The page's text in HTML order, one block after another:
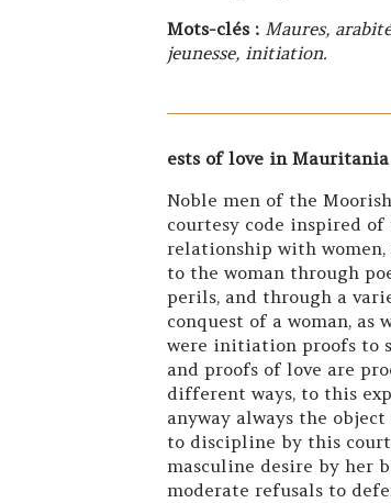
Mots-clés : Maures,
jeunesse, initiation.
ests of love in Mauritania
Noble men of the
courtesy code inspired
relationship with
to the woman through
perils, and through a
conquest of a woman, as
were initiation proofs to
and proofs of love are
different ways, to this
anyway always the
to discipline by this
masculine desire by her
moderate refusals to